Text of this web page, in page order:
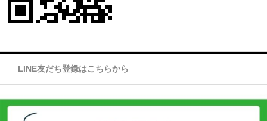
LINE友だち登録はこちらから